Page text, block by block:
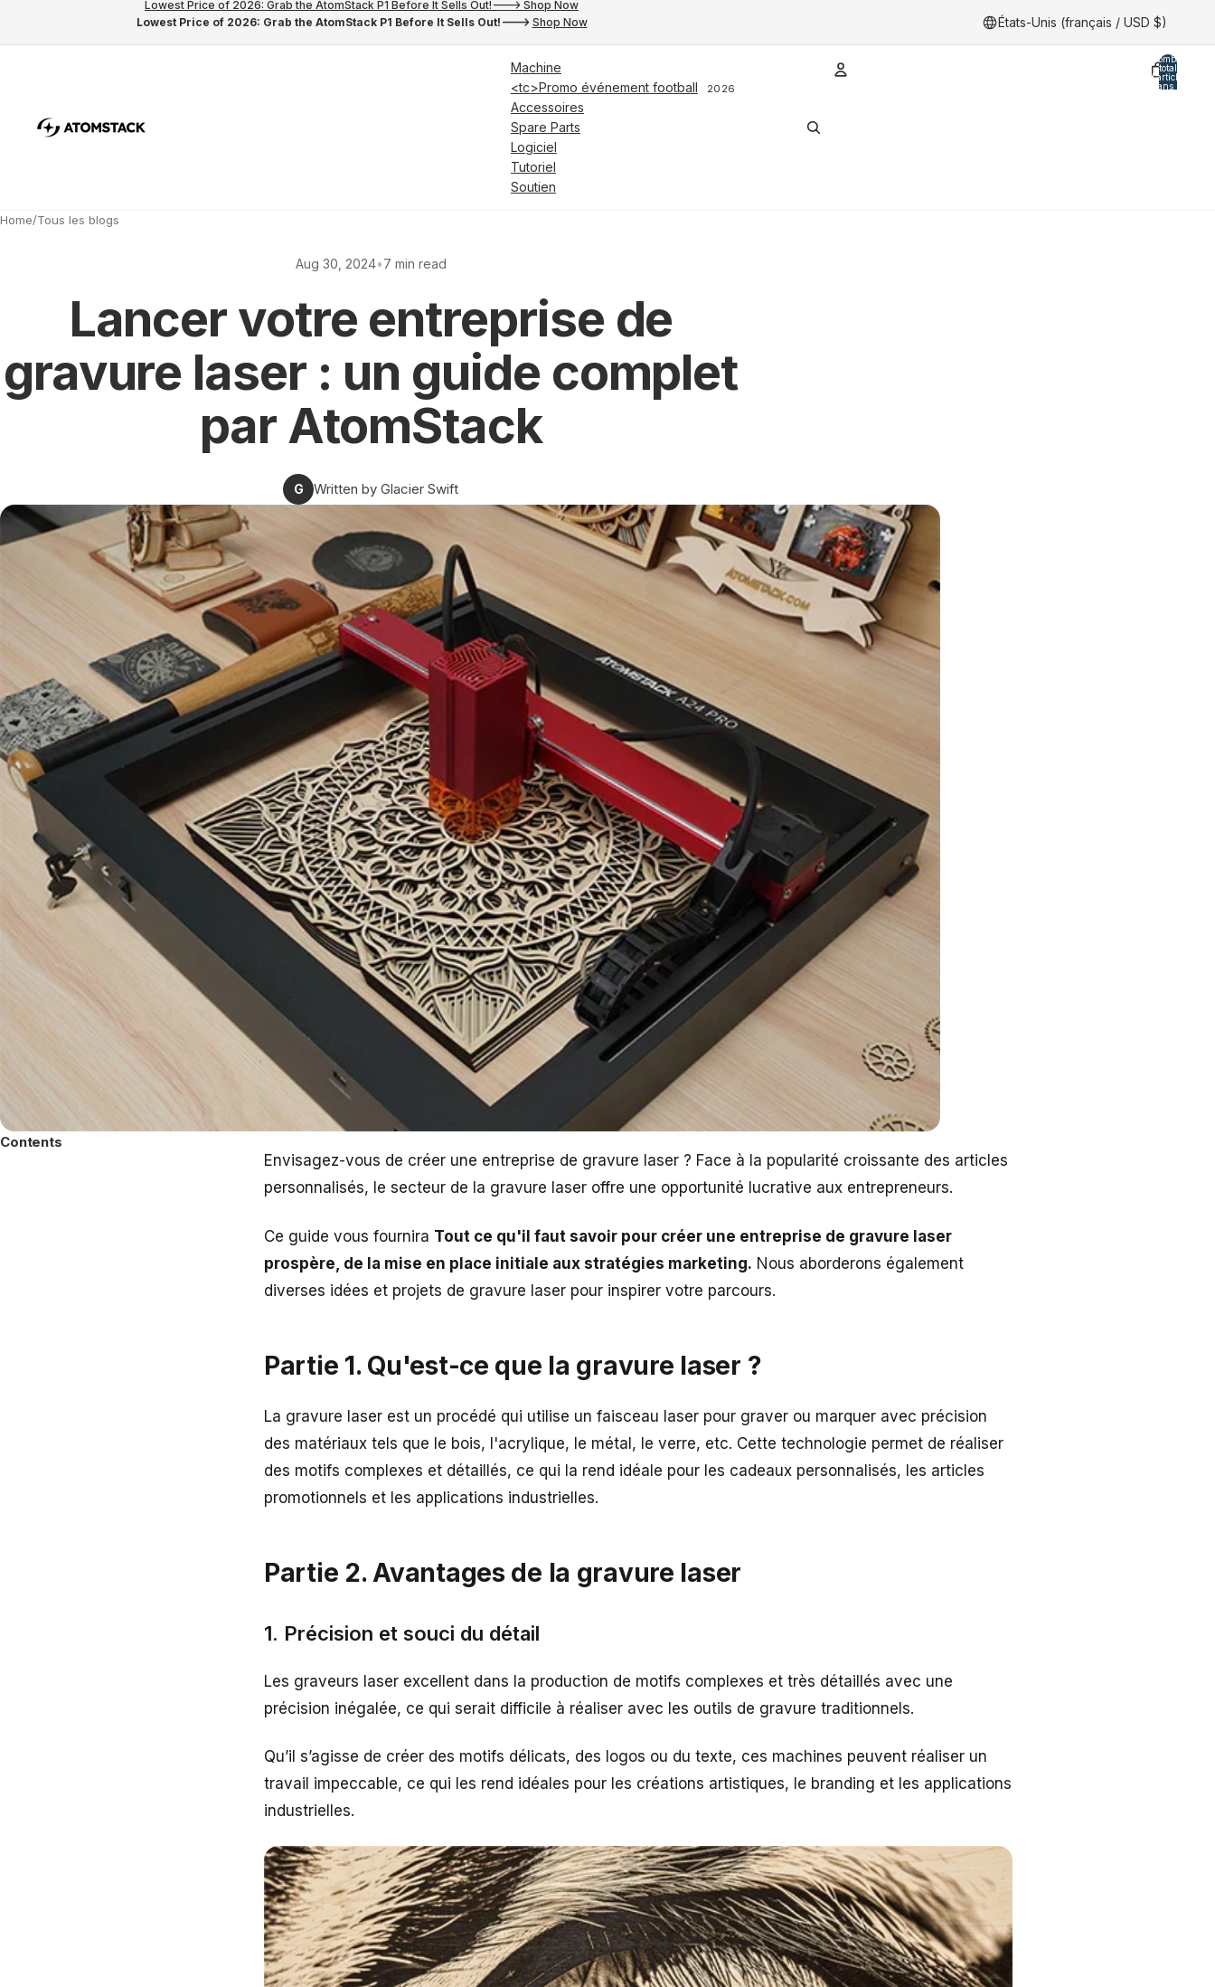
Lowest Price of 2026: Grab the AtomStack P1 Before It Sells Out!---> Shop Now
Lowest Price of 2026: Grab the AtomStack P1 Before It Sells Out!---> Shop Now
États-Unis (français / USD $)
Machine
<tc>Promo événement football
2026
Accessoires
Spare Parts
Logiciel
Tutoriel
Soutien
Nombre
total
d’articles
dans le
Home/Tous les blogs
Aug 30, 2024•7 min read
Lancer votre entreprise de
gravure laser : un guide complet
par AtomStack
G Written by Glacier Swift
Contents
Envisagez-vous de créer une entreprise de gravure laser ? Face à la popularité croissante des articles
personnalisés, le secteur de la gravure laser offre une opportunité lucrative aux entrepreneurs.
Ce guide vous fournira Tout ce qu'il faut savoir pour créer une entreprise de gravure laser
prospère, de la mise en place initiale aux stratégies marketing. Nous aborderons également
diverses idées et projets de gravure laser pour inspirer votre parcours.
Partie 1. Qu'est-ce que la gravure laser ?
La gravure laser est un procédé qui utilise un faisceau laser pour graver ou marquer avec précision
des matériaux tels que le bois, l'acrylique, le métal, le verre, etc. Cette technologie permet de réaliser
des motifs complexes et détaillés, ce qui la rend idéale pour les cadeaux personnalisés, les articles
promotionnels et les applications industrielles.
Partie 2. Avantages de la gravure laser
1. Précision et souci du détail
Les graveurs laser excellent dans la production de motifs complexes et très détaillés avec une
précision inégalée, ce qui serait difficile à réaliser avec les outils de gravure traditionnels.
Qu’il s’agisse de créer des motifs délicats, des logos ou du texte, ces machines peuvent réaliser un
travail impeccable, ce qui les rend idéales pour les créations artistiques, le branding et les applications
industrielles.